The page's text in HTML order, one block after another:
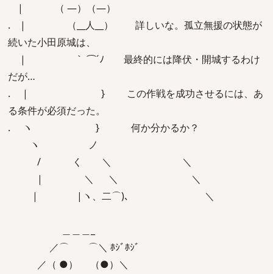
| （ ―）（―）
. | （__人__） 詳しいな。孤立無援の状態が
続いた小田原城は、
| ｀ ⌒´ﾉ 最終的には降伏・開城するわけ
だが…
. | } この作戦を成功させるには、あ
る条件が必須だった。
. ヽ } 何か分かるか？
ヽ ノ
/ く ＼ ＼
| ＼ ＼ ＼
| |ヽ、二⌒)､ ＼
／⌒ ⌒＼ ﾎｼﾞﾎｼﾞ
／（ ●） （●）＼